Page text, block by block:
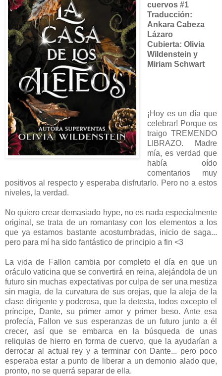
cuervos #1
Traducción:
Ankara Cabeza
Lázaro
Cubierta: Olivia
Wildenstein y
Miriam Schwart
¡Hoy es un día que
celebrar! Porque os
traigo TREMENDO
LIBRAZO. Madre
mía, es verdad que
había oído
comentarios muy
positivos al respecto y esperaba disfrutarlo. Pero no a estos
niveles, la verdad.
No quiero crear demasiado hype, no es nada especialmente
original, se trata de un romantasy con los elementos a los
que ya estamos bastante acostumbradas, inicio de saga...
pero para mí ha sido fantástico de principio a fin <3
La vida de Fallon cambia por completo el día en que un
oráculo vaticina que se convertirá en reina, alejándola de un
futuro sin muchas expectativas por culpa de ser una mestiza
sin magia, de la curvatura de sus orejas, que la aleja de la
clase dirigente y poderosa, que la detesta, todos excepto el
príncipe, Dante, su primer amor y primer beso. Ante esa
profecía, Fallon ve sus esperanzas de un futuro junto a él
crecer, así que se embarca en la búsqueda de unas
reliquias de hierro en forma de cuervo, que la ayudarían a
derrocar al actual rey y a terminar con Dante... pero poco
esperaba estar a punto de liberar a un demonio alado que,
pronto, no se querrá separar de ella.